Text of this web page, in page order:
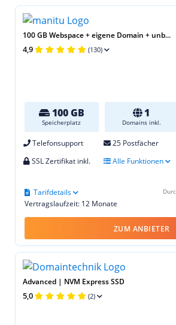
100 GB Webspace + eigene Domain + unb...
4,9 (130)
100 GB
Speicherplatz
1
Domains inkl.
Telefonsupport 25 Postfächer
SSL Zertifikat inkl.
Alle Funktionen
Vertragslaufzeit: 12 Monate
Tarifdetails
ZUM ANBIETER
Advanced | NVM Express SSD
5,0 (2)